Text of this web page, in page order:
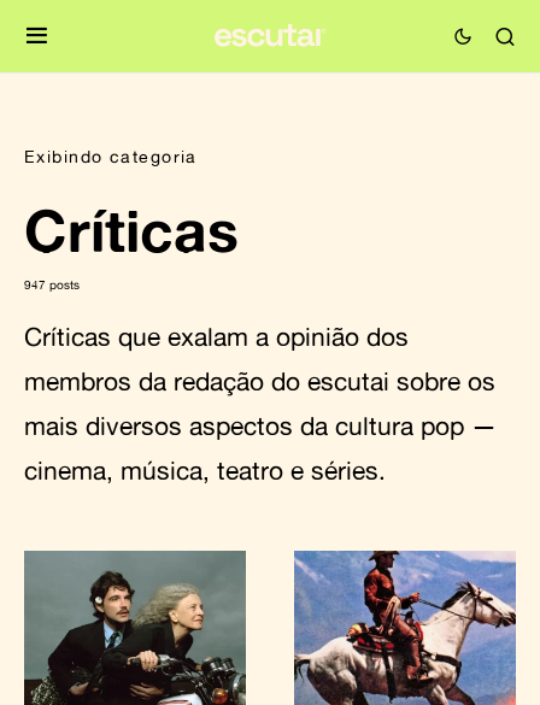
Exibindo categoria
Críticas
947 posts
Críticas que exalam a opinião dos
membros da redação do escutai sobre os
mais diversos aspectos da cultura pop —
cinema, música, teatro e séries.